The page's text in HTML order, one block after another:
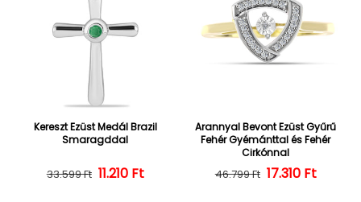
Kereszt Ezüst Medál Brazil
Smaragddal
Normál ár
33.599 Ft Kedvezményes ár
11.210 Ft
Arannyal Bevont Ezüst Gyűrű
Fehér Gyémánttal és Fehér
Cirkónnal
Normál ár
46.799 Ft 17.310 Ft